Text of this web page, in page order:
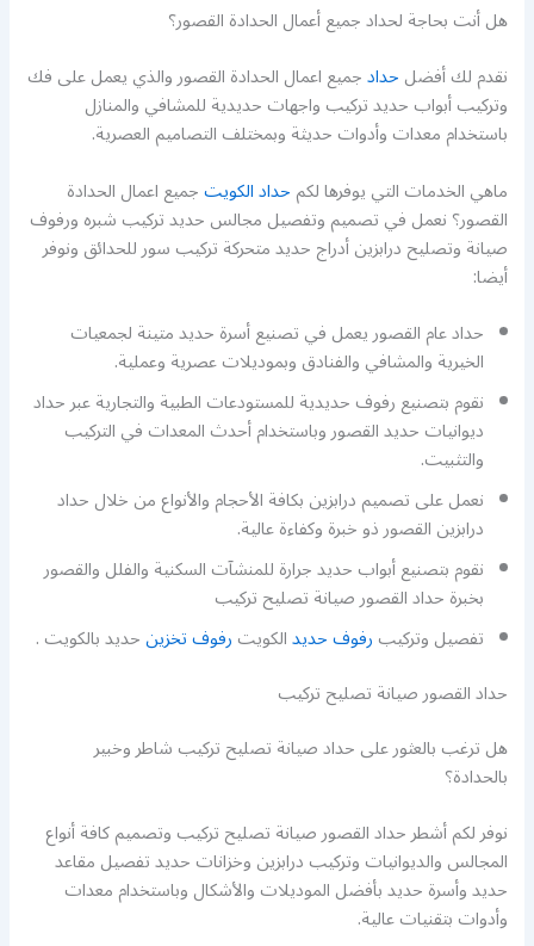
هل أنت بحاجة لحداد جميع أعمال الحدادة القصور؟
نقدم لك أفضلحدادجميع اعمال الحدادة القصور والذي يعمل على فك
وتركيب أبواب حديد تركيب واجهات حديدية للمشافي والمنازل
باستخدام معدات وأدوات حديثة وبمختلف التصاميم العصرية.
ماهي الخدمات التي يوفرها لكمحداد الكويتجميع اعمال الحدادة
القصور؟ نعمل في تصميم وتفصيل مجالس حديد تركيب شبره ورفوف
صيانة وتصليح درابزين أدراج حديد متحركة تركيب سور للحدائق ونوفر
أيضا:
حداد عام القصور يعمل في تصنيع أسرة حديد متينة لجمعيات
الخيرية والمشافي والفنادق وبموديلات عصرية وعملية.
نقوم بتصنيع رفوف حديدية للمستودعات الطبية والتجارية عبر حداد
ديوانيات حديد القصور وباستخدام أحدث المعدات في التركيب
والتثبيت.
نعمل على تصميم درابزين بكافة الأحجام والأنواع من خلال حداد
درابزين القصور ذو خبرة وكفاءة عالية.
نقوم بتصنيع أبواب حديد جرارة للمنشآت السكنية والفلل والقصور
بخبرة حداد القصور صيانة تصليح تركيب
تفصيل وتركيبرفوف حديدالكويترفوف تخزينحديد بالكويت .
حداد القصور صيانة تصليح تركيب
هل ترغب بالعثور على حداد صيانة تصليح تركيب شاطر وخبير
بالحدادة؟
نوفر لكم أشطر حداد القصور صيانة تصليح تركيب وتصميم كافة أنواع
المجالس والديوانيات وتركيب درابزين وخزانات حديد تفصيل مقاعد
حديد وأسرة حديد بأفضل الموديلات والأشكال وباستخدام معدات
وأدوات بتقنيات عالية.